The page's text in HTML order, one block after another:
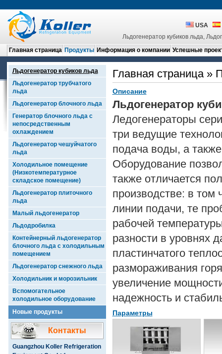
USA
Льдогенератор кубиков льда,
Главная страница Продукты Информация о компании Успешные
Льдогенератор кубиков льда
Льдогенератор трубчатого
льда
Льдогенератор блочного льда
Генератор блочного льда с
непосредственным
охлаждением
Льдогенератор чешуйчатого
льда
Холодильное помещение
(Низкотемпературное
складское помещение)
Льдогенератор плиточного
льда
Малый льдогенератор
Льдодробилка
Контейнерный льдогенератор
блочного льда с холодильным
помещением
Льдогенератор снежного льда
Холодильник и морозильник
Вспомогательное
холодильное оборудование
Новые продукты
Контакты
Guangzhou Koller Refrigeration
Главная страница»
Описание
Льдогенератор
Ледогенераторы
три ведущие
подача воды, а
Оборудование
также отличается
производстве: в том
линии подачи, те
рабочей
разности в уровнях
пластинчатого
размораживания
увеличение
надежность и
Параметры